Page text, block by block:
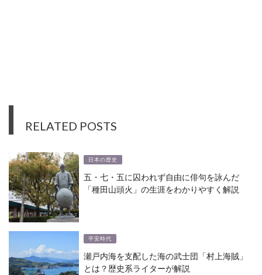
RELATED POSTS
日本の歴史
五・七・五に囚われず自由に俳句を詠んだ
「種田山頭火」の生涯をわかりやすく解説
平安時代
瀬戸内海を支配した海の武士団「村上海賊」
とは？歴史系ライターが解説